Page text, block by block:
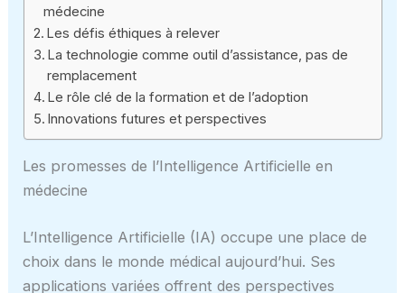
médecine
Les défis éthiques à relever
La technologie comme outil d’assistance, pas de
remplacement
Le rôle clé de la formation et de l’adoption
Innovations futures et perspectives
Les promesses de l’Intelligence Artificielle en
médecine
L’Intelligence Artificielle (IA) occupe une place de
choix dans le monde médical aujourd’hui. Ses
applications variées offrent des perspectives